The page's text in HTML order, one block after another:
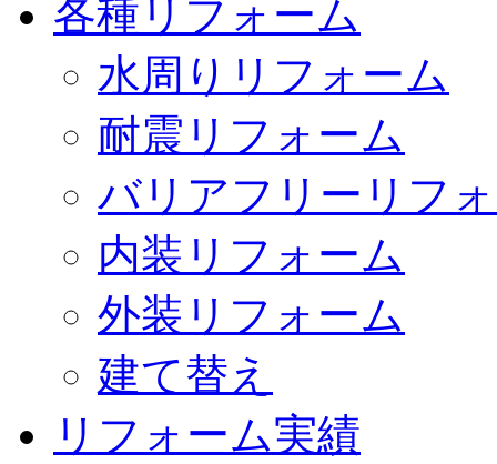
各種リフォーム
水周りリフォーム
耐震リフォーム
バリアフリーリフ
内装リフォーム
外装リフォーム
建て替え
リフォーム実績